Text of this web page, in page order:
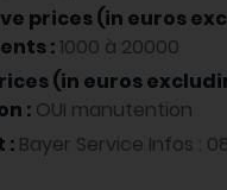
prices (in euros
:1000 à 20000
(in euros
: OUI manutention
: Bayer Service Infos :